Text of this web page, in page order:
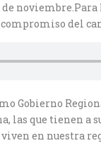
del
Gobierno
las que tienen a
en nuestra